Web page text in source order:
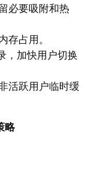
必要吸附和热
占用。
，加快用户切换
活跃用户临时缓
略